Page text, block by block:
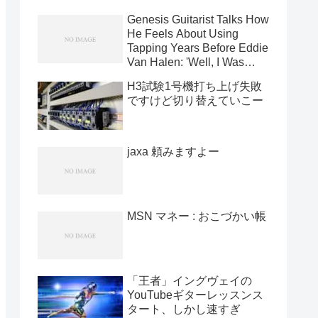
Genesis Guitarist Talks How
He Feels About Using
Tapping Years Before Eddie
Van Halen: 'Well, I Was
H3試験1号機打ち上げ失敗
ですけど切り替えていこー
jaxa 頼みますよー
MSN マネー : おこづかい帳
「王者」イングヴェイの
YouTubeギターレッスンス
タート、しかし速すぎ